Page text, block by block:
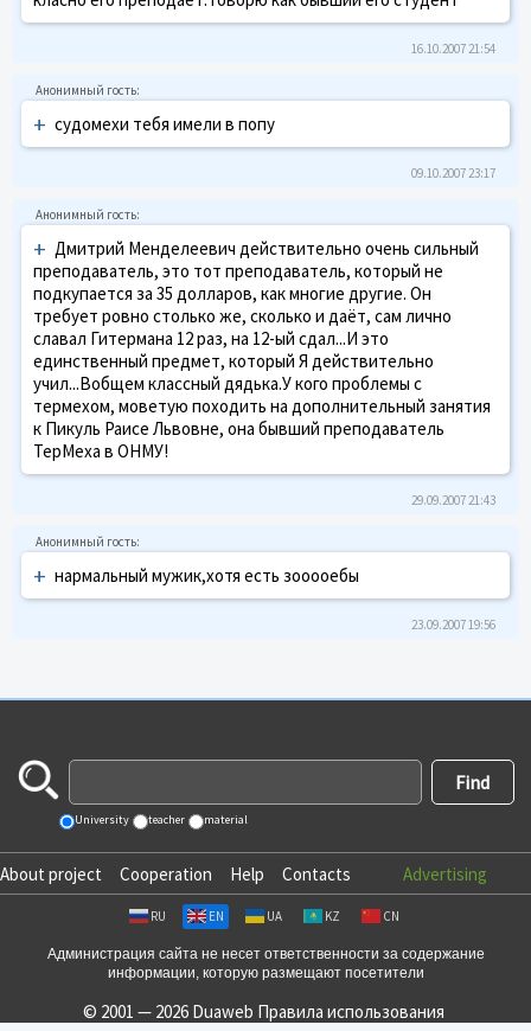
16.10.2007 21:54
+ судомехи тебя имели в попу
09.10.2007 23:17
+ Дмитрий Менделеевич действительно очень сильный
преподаватель, это тот преподаватель, который не
подкупается за 35 долларов, как многие другие. Он
требует ровно столько же, сколько и даёт, сам лично
славал Гитермана 12 раз, на 12-ый сдал...И это
единственный предмет, который Я действительно
учил...Вобщем классный дядька.У кого проблемы с
термехом, моветую походить на дополнительный занятия
к Пикуль Раисе Львовне, она бывший преподаватель
ТерМеха в ОНМУ!
29.09.2007 21:43
+ нармальный мужик,хотя есть зооооебы
23.09.2007 19:56
University teacher material
About project Cooperation Help Contacts Advertising
RU EN UA KZ CN
Администрация сайта не несет ответственности за содержание
информации, которую размещают посетители
© 2001 — 2026 Duaweb Правила использования